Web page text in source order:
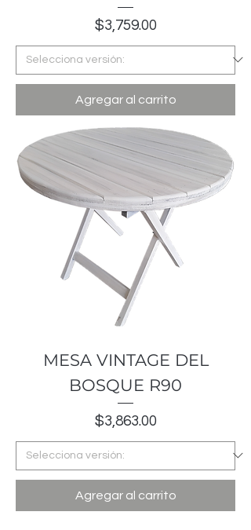
Precio
$3,759.00
Agregar al carrito
MESA VINTAGE DEL
BOSQUE R90
Precio
$3,863.00
Agregar al carrito